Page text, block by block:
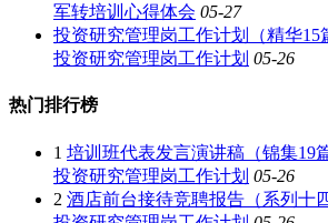
军转培训心得体会 05-27
投资研究管理岗工作计划（精华15
投资研究管理岗工作计划 05-26
热门排行榜
1 培训班代表发言演讲稿（锦集19篇
投资研究管理岗工作计划 05-26
2 酒店前台接待竞聘报告（系列十